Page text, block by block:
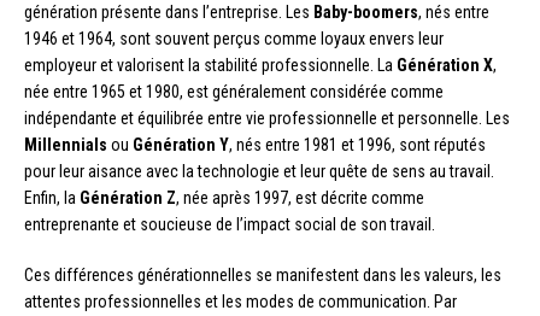
génération présente dans l’entreprise. Les Baby-boomers, nés entre
1946 et 1964, sont souvent perçus comme loyaux envers leur
employeur et valorisent la stabilité professionnelle. La Génération X,
née entre 1965 et 1980, est généralement considérée comme
indépendante et équilibrée entre vie professionnelle et personnelle. Les
Millennials ou Génération Y, nés entre 1981 et 1996, sont réputés
pour leur aisance avec la technologie et leur quête de sens au travail.
Enfin, la Génération Z, née après 1997, est décrite comme
entreprenante et soucieuse de l’impact social de son travail.
Ces différences générationnelles se manifestent dans les valeurs, les
attentes professionnelles et les modes de communication. Par